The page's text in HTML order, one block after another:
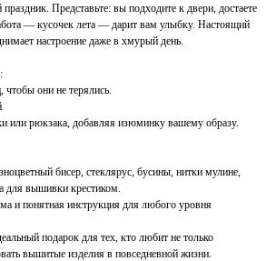
Представьте: вы подходите к двери, достаете
— кусочек лета — дарит вам улыбку. Настоящий
настроение даже в хмурый день.
чтобы они не терялись.
или рюкзака, добавляя изюминку вашему образу.
бисер, стеклярус, бусины, нитки мулине,
для вышивки крестиком.
и понятная инструкция для любого уровня
подарок для тех, кто любит не только
вышитые изделия в повседневной жизни.